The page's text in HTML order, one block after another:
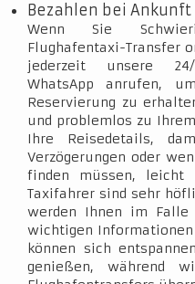
Bezahlen bei Ankunft
Wenn Sie
Flughafentaxi-Transfer
jederzeit unsere 24/
WhatsApp anrufen,
Reservierung zu
und problemlos zu
Ihre Reisedetails,
Verzögerungen oder
finden müssen, leicht
Taxifahrer sind sehr
werden Ihnen im Falle
wichtigen
können sich
genießen, während